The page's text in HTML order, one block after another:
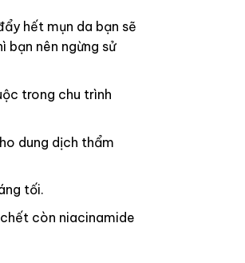
hết mụn da bạn sẽ
bạn nên ngừng sử
trong chu trình
dung dịch thẩm
tối.
còn niacinamide